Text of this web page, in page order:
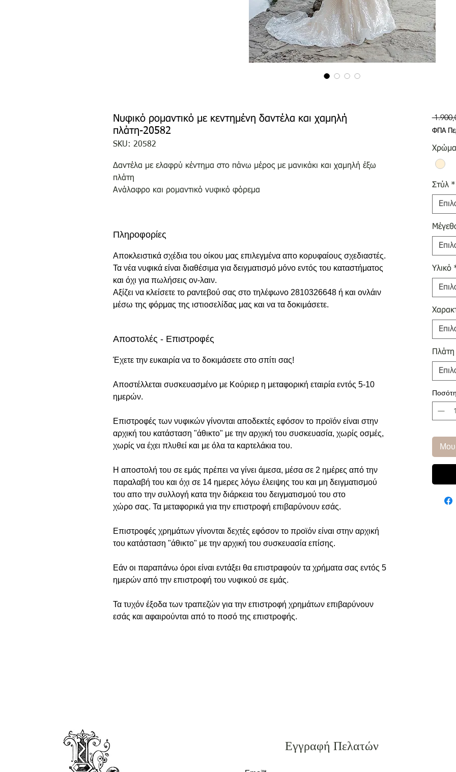
Νυφικό ρομαντικό με κεντημένη δαντέλα και χαμηλή
πλάτη-20582
SKU: 20582
Δαντέλα με ελαφρύ κέντημα στο πάνω μέρος με μανικάκι και χαμηλή έξω
πλάτη
Ανάλαφρο και ρομαντικό νυφικό φόρεμα
Πληροφορίες
Αποκλειστικά σχέδια του οίκου μας επιλεγμένα απο κορυφαίους σχεδιαστές.
Τα νέα νυφικά είναι διαθέσιμα για δειγματισμό μόνο εντός του καταστήματος
και όχι για πωλήσεις ον-λαιν.
Αξίζει να κλείσετε το ραντεβού σας στο τηλέφωνο 2810326648 ή και ονλάιν
μέσω της φόρμας της ιστιοσελίδας μας και να τα δοκιμάσετε.
Αποστολές - Επιστροφές
Έχετε την ευκαιρία να το δοκιμάσετε στο σπίτι σας!
Αποστέλλεται συσκευασμένο με Κούριερ η μεταφορική εταιρία εντός 5-10
ημερών.
Επιστροφές των νυφικών γίνονται αποδεκτές εφόσον το προϊόν είναι στην
αρχική του κατάσταση "άθικτο" με την αρχική του συσκευασία, χωρίς οσμές,
χωρίς να έχει πλυθεί και με όλα τα καρτελάκια του.
Η αποστολή του σε εμάς πρέπει να γίνει άμεσα, μέσα σε 2 ημέρες από την
παραλαβή του και όχι σε 14 ημερες λόγω έλειψης του και μη δειγματισμού
του απο την συλλογή κατα την διάρκεια του δειγματισμού του στο
χώρο σας. Τα μεταφορικά για την επιστροφή επιβαρύνουν εσάς.
Επιστροφές χρημάτων γίνονται δεχτές εφόσον το προϊόν είναι στην αρχική
του κατάσταση "άθικτο" με την αρχική του συσκευασία επίσης.
Εάν οι παραπάνω όροι είναι εντάξει θα επιστραφούν τα χρήματα σας εντός 5
ημερών από την επιστροφή του νυφικού σε εμάς.
Τα τυχόν έξοδα των τραπεζών για την επιστροφή χρημάτων επιβαρύνουν
εσάς και αφαιρούνται από το ποσό της επιστροφής.
ΦΠΑ
Χρώμα
Στύλ *
Υλικό
Πλάτη
Μου
Εγγραφή Πελατών